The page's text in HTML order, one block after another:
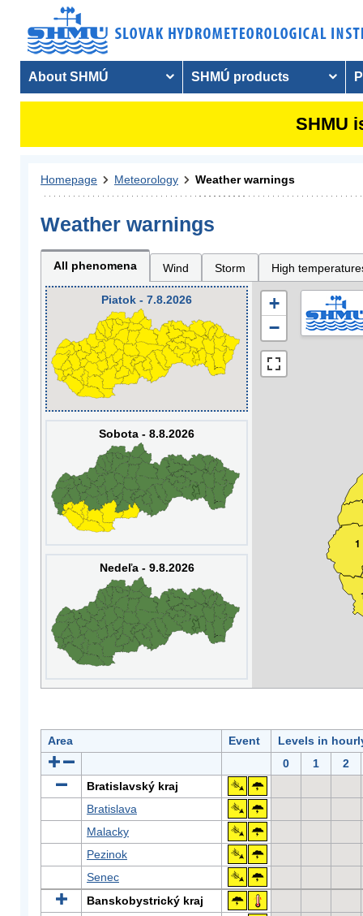
About SHMÚ SHMÚ products
SHMU
Homepage Meteorology Weather warnings
Weather warnings
All phenomena Wind Storm High
Piatok - 7.8.2026
Sobota - 8.8.2026
Nedeľa - 9.8.2026
1
+
−
Area Event
Levels in
0
1
2
Bratislavský kraj
Bratislava
Malacky
Pezinok
Senec
Banskobystrický kraj